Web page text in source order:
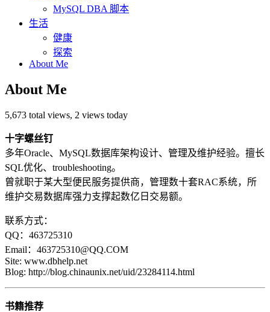
MySQL DBA 脚本
生活
健康
探索
About Me
About Me
5,673 total views, 2 views today
十字螺丝钉
多年Oracle、MySQL数据库架构设计、管理及维护经验。擅长
SQL优化、troubleshooting。
曾就职于某大型便民服务提供商，管理数十套RAC系统，所
维护交易数据库强力支撑起数亿日交易额。
联系方式：
QQ：463725310
Email：463725310@QQ.COM
Site: www.dbhelp.net
Blog: http://blog.chinaunix.net/uid/23284114.html
书籍推荐